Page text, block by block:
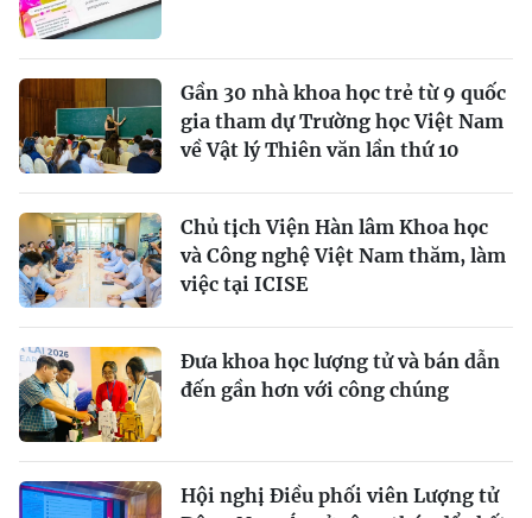
Gần 30 nhà khoa học trẻ từ 9 quốc
gia tham dự Trường học Việt Nam
về Vật lý Thiên văn lần thứ 10
Chủ tịch Viện Hàn lâm Khoa học
và Công nghệ Việt Nam thăm, làm
việc tại ICISE
Đưa khoa học lượng tử và bán dẫn
đến gần hơn với công chúng
Hội nghị Điều phối viên Lượng tử